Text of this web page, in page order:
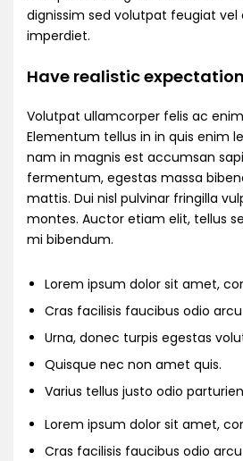
dignissim sed volutpat feugiat vel
imperdiet.
Have realistic
Volutpat ullamcorper felis ac
Elementum tellus in in quis enim
nam in magnis est accumsan
fermentum, egestas massa
mattis. Dui nisl pulvinar fringilla
montes. Auctor etiam elit, tellus
mi bibendum.
Lorem ipsum dolor sit amet,
Cras facilisis faucibus odio
Urna, donec turpis egestas
Quisque nec non amet quis.
Varius tellus justo odio
Lorem ipsum dolor sit amet,
Cras facilisis faucibus odio